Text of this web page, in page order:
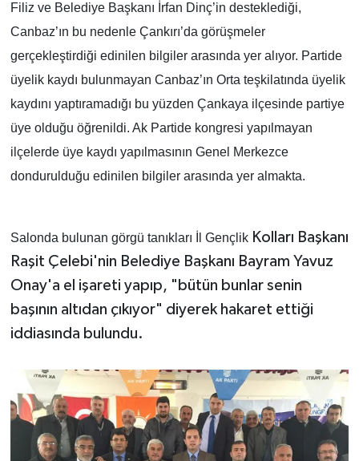
Filiz ve Belediye Başkanı İrfan Dinç’in desteklediği,
Canbaz’ın bu nedenle Çankırı’da görüşmeler
gerçekleştirdiği edinilen bilgiler arasında yer alıyor. Partide
üyelik kaydı bulunmayan Canbaz’ın Orta teşkilatında üyelik
kaydını yaptıramadığı bu yüzden Çankaya ilçesinde partiye
üye olduğu öğrenildi. Ak Partide kongresi yapılmayan
ilçelerde üye kaydı yapılmasının Genel Merkezce
dondurulduğu edinilen bilgiler arasında yer almakta.
Salonda bulunan görgü tanıkları İl GençlikKolları Başkanı
Raşit Çelebi'nin Belediye Başkanı Bayram Yavuz
Onay'a el işareti yapıp, "bütün bunlar senin
başının altıdan çıkıyor" diyerek hakaret ettiği
iddiasında bulundu.